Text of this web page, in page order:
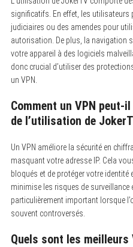
significatifs. En effet, les utilisateurs
judiciaires ou des amendes pour
autorisation. De plus, la navigation
votre appareil à des logiciels
donc crucial d’utiliser des
un VPN.
Comment un VPN
de l’utilisation de
Un VPN améliore la sécurité en
masquant votre adresse IP. Cela
bloqués et de protéger votre identité
minimise les risques de surveillance
particulièrement important lorsque
souvent controversés.
Quels sont les meilleurs